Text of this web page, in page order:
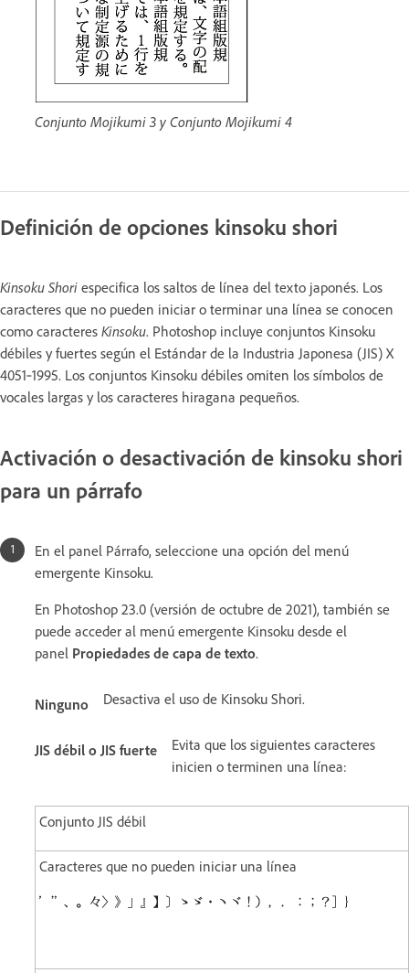
Conjunto Mojikumi 3 y Conjunto Mojikumi 4
Definición de opciones kinsoku shori
Kinsoku Shori especifica los saltos de línea del texto japonés. Los
caracteres que no pueden iniciar o terminar una línea se conocen
como caracteres Kinsoku. Photoshop incluye conjuntos Kinsoku
débiles y fuertes según el Estándar de la Industria Japonesa (JIS) X
4051‑1995. Los conjuntos Kinsoku débiles omiten los símbolos de
vocales largas y los caracteres hiragana pequeños.
Activación o desactivación de kinsoku shori
para un párrafo
En el panel Párrafo, seleccione una opción del menú
emergente Kinsoku.
En Photoshop 23.0 (versión de octubre de 2021), también se
puede acceder al menú emergente Kinsoku desde el
panel Propiedades de capa de texto.
Ninguno Desactiva el uso de Kinsoku Shori.
JIS débil o JIS fuerte
Evita que los siguientes caracteres
inicien o terminen una línea:
Conjunto JIS débil
Caracteres que no pueden iniciar una línea